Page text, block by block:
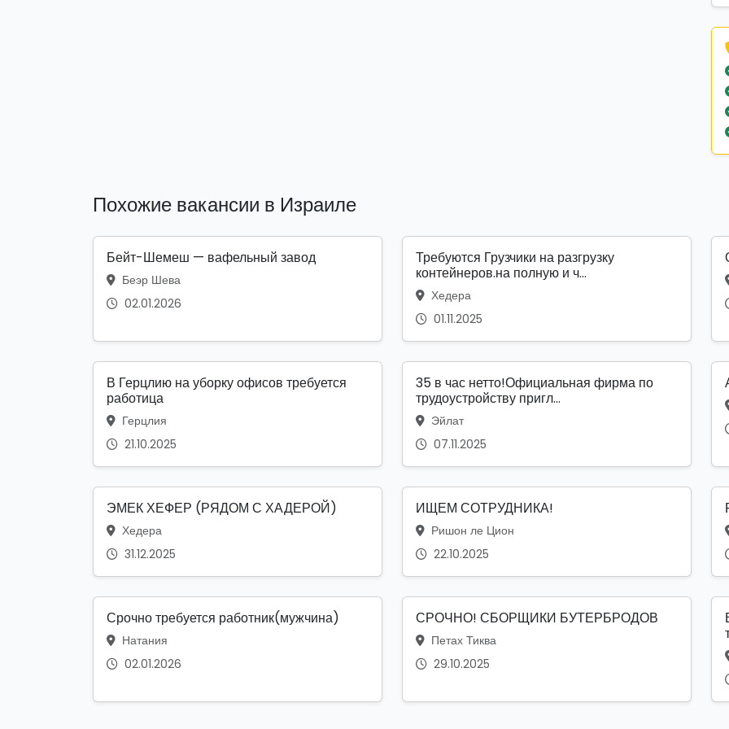
Похожие вакансии в Израиле
Бейт-Шемеш — вафельный завод
Беэр Шева
02.01.2026
Требуются Грузчики на разгрузку
контейнеров.на полную и ч...
Хедера
01.11.2025
В Герцлию на уборку офисов требуется
работица
Герцлия
21.10.2025
35 в час нетто!Официальная фирма по
трудоустройству пригл...
Эйлат
07.11.2025
ЭМЕК ХЕФЕР (РЯДОМ С ХАДЕРОЙ)
Хедера
31.12.2025
ИЩЕМ СОТРУДНИКА!
Ришон ле Цион
22.10.2025
Срочно требуется работник(мужчина)
Натания
02.01.2026
СРОЧНО! СБОРЩИКИ БУТЕРБРОДОВ
Петах Тиква
29.10.2025